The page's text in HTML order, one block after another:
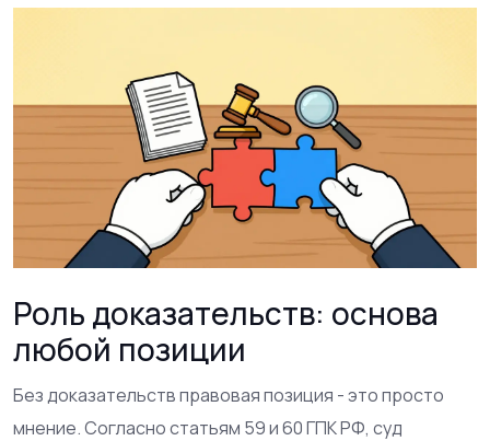
Роль доказательств: основа
любой позиции
Без доказательств правовая позиция - это просто
мнение. Согласно статьям 59 и 60 ГПК РФ, суд